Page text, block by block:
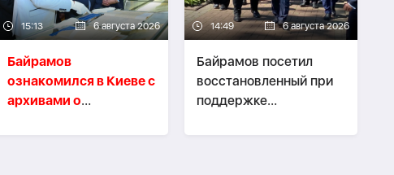
15:13 6 августа 2026
Байрамов
ознакомился в Киеве с
архивами о
миссии АДР
14:49 6 августа 2026
Байрамов посетил
восстановленный при
поддержке